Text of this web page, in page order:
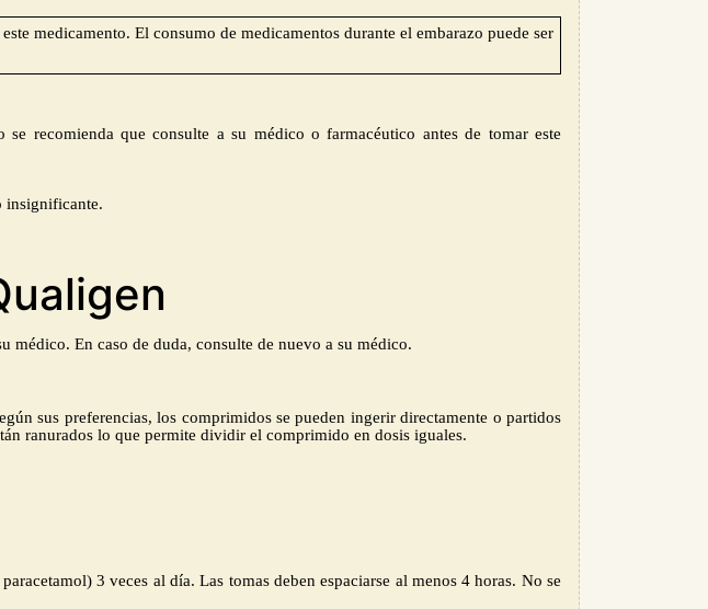
medicamento. El consumo de medicamentos durante el embarazo puede ser
recomienda que consulte a su médico o farmacéutico antes de tomar este
insignificante.
médico. En caso de duda, consulte de nuevo a su médico.
sus preferencias, los comprimidos se pueden ingerir directamente o partidos
ranurados lo que permite dividir el comprimido en dosis iguales.
3 veces al día. Las tomas deben espaciarse al menos 4 horas. No se